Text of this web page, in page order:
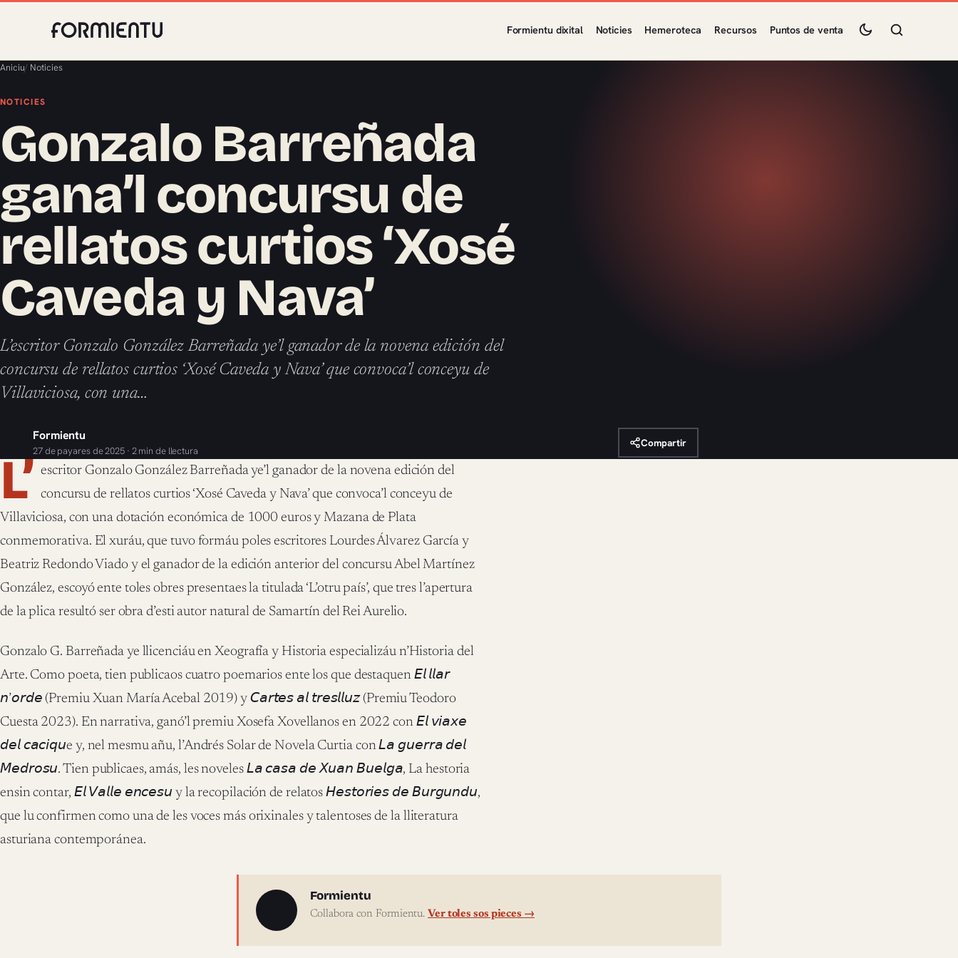
Formientu dixital Noticies Hemeroteca Recursos Puntos de venta
Aniciu/ Noticies
NOTICIES
Gonzalo Barreñada
gana’l concursu de
rellatos curtios ‘Xosé
Caveda y Nava’
L’escritor Gonzalo González Barreñada ye’l ganador de la novena edición del
concursu de rellatos curtios ‘Xosé Caveda y Nava’ que convoca’l conceyu de
Villaviciosa, con una…
Formientu
27 de payares de 2025 · 2 min de llectura
Compartir
L’ escritor Gonzalo González Barreñada ye’l ganador de la novena edición del
concursu de rellatos curtios ‘Xosé Caveda y Nava’ que convoca’l conceyu de
Villaviciosa, con una dotación económica de 1000 euros y Mazana de Plata
conmemorativa. El xuráu, que tuvo formáu poles escritores Lourdes Álvarez García y
Beatriz Redondo Viado y el ganador de la edición anterior del concursu Abel Martínez
González, escoyó ente toles obres presentaes la titulada ‘L’otru país’, que tres l’apertura
de la plica resultó ser obra d’esti autor natural de Samartín del Rei Aurelio.
Gonzalo G. Barreñada ye llicenciáu en Xeografía y Historia especializáu n’Historia del
Arte. Como poeta, tien publicaos cuatro poemarios ente los que destaquen 𝘌𝘭 𝘭𝘭𝘢𝘳
𝘯’𝘰𝘳𝘥𝘦 (Premiu Xuan María Acebal 2019) y 𝘊𝘢𝘳𝘵𝘦𝘴 𝘢𝘭 𝘵𝘳𝘦𝘴𝘭𝘭𝘶𝘻 (Premiu Teodoro
Cuesta 2023). En narrativa, ganó’l premiu Xosefa Xovellanos en 2022 con 𝘌𝘭 𝘷𝘪𝘢𝘹𝘦
𝘥𝘦𝘭 𝘤𝘢𝘤𝘪𝘲𝘶e y, nel mesmu añu, l’Andrés Solar de Novela Curtia con 𝘓𝘢 𝘨𝘶𝘦𝘳𝘳𝘢 𝘥𝘦𝘭
𝘔𝘦𝘥𝘳𝘰𝘴𝘶. Tien publicaes, amás, les noveles 𝘓𝘢 𝘤𝘢𝘴𝘢 𝘥𝘦 𝘟𝘶𝘢𝘯 𝘉𝘶𝘦𝘭𝘨𝘢, La hestoria
ensin contar, 𝘌𝘭 𝘝𝘢𝘭𝘭𝘦 𝘦𝘯𝘤𝘦𝘴𝘶 y la recopilación de relatos 𝘏𝘦𝘴𝘵𝘰𝘳𝘪𝘦𝘴 𝘥𝘦 𝘉𝘶𝘳𝘨𝘶𝘯𝘥𝘶,
que lu confirmen como una de les voces más orixinales y talentoses de la lliteratura
asturiana contemporánea.
Sobre l'autor
Formientu
Collabora con Formientu. Ver toles sos pieces →